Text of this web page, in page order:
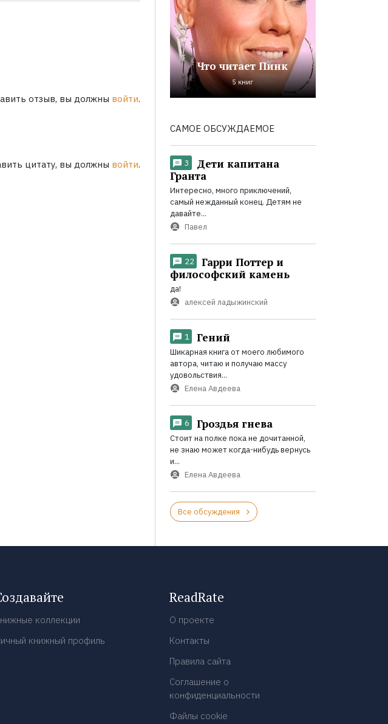
отзыв, вы должны войти.
цитату, вы должны войти.
Что читает Пинк
5 книг
САМОЕ ОБСУЖДАЕМОЕ
3
Дети капитана
Гранта
Интересно, много приключений,
самый нежданный конец. Детям не
давайте...
Павел
22
Гарри Поттер и
философский камень
да!
алексей ладыжинский
1 Гений
Шикарная книга от моего любимого
автора, читаю и получаю массу
удовольствия...
Елена Авдеева
6 Гроздья гнева
Стоит на полке пока не дочитанной,
не знаю может когда-нибудь вернусь
и...
Елена Авдеева
Все обсуждения
коллекции
книжный профиль
ReadRate
О проекте
Контакты
Правила сайта
Соглашение о
конфиденциальности
Файлы cookie